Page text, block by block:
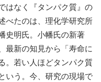
はなく『タンパク質』の
たのは、理化学研究所
史明氏。小幡氏の新著
最新の知見から「寿命に
。若い人ほどタンパク質
いう。今、研究の現場で